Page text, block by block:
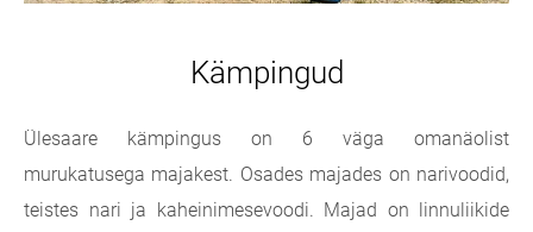
Kämpingud
Ülesaare kämpingus on 6 väga omanäolist
murukatusega majakest. Osades majades on narivoodid,
teistes nari ja kaheinimesevoodi. Majad on linnuliikide